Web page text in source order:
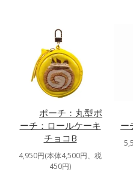
ポーチ：丸型ポ
ーチ：ロールケーキ
チョコB
4,950円(本体4,500円、税
450円)
ー